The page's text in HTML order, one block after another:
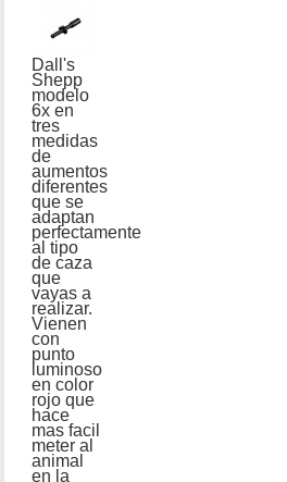
Dall's
Shepp
modelo
6x en
tres
medidas
de
aumentos
diferentes
que se
adaptan
perfectamente
al tipo
de caza
que
vayas a
realizar.
Vienen
con
punto
luminoso
en color
rojo que
hace
mas facil
meter al
animal
en la